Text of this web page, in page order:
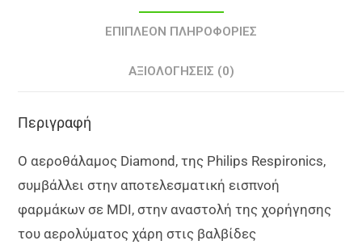
ΕΠΙΠΛΈΟΝ ΠΛΗΡΟΦΟΡΊΕΣ
ΑΞΙΟΛΟΓΉΣΕΙΣ (0)
Περιγραφή
Ο αεροθάλαμος Diamond, της Philips Respironics,
συμβάλλει στην αποτελεσματική εισπνοή
φαρμάκων σε MDI, στην αναστολή της χορήγησης
του αερολύματος χάρη στις βαλβίδες